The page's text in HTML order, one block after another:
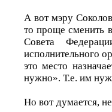
А вот мэру
то проще сменить
Совета
исполнительного
это место
нужно». Т.е. им
Но вот думается,